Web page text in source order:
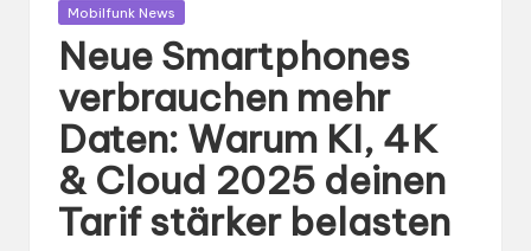
Mobilfunk
Gepostet
Mobilfunk News
Neue Smartphones
verbrauchen mehr
Daten: Warum KI, 4K
& Cloud 2025 deinen
Tarif stärker belasten